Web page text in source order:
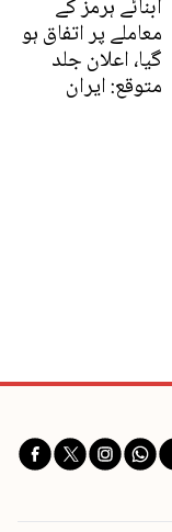
آبنائے ہرمز کے
معاملے پر اتفاق ہو
گیا، اعلان جلد
متوقع: ایران